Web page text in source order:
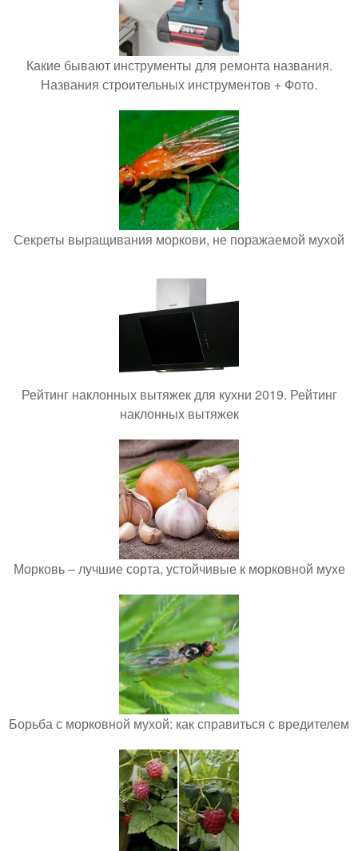
Какие бывают инструменты для ремонта названия.
Названия строительных инструментов + Фото.
Секреты выращивания моркови, не поражаемой мухой
Рейтинг наклонных вытяжек для кухни 2019. Рейтинг
наклонных вытяжек
Морковь – лучшие сорта, устойчивые к морковной мухе
Борьба с морковной мухой: как справиться с вредителем